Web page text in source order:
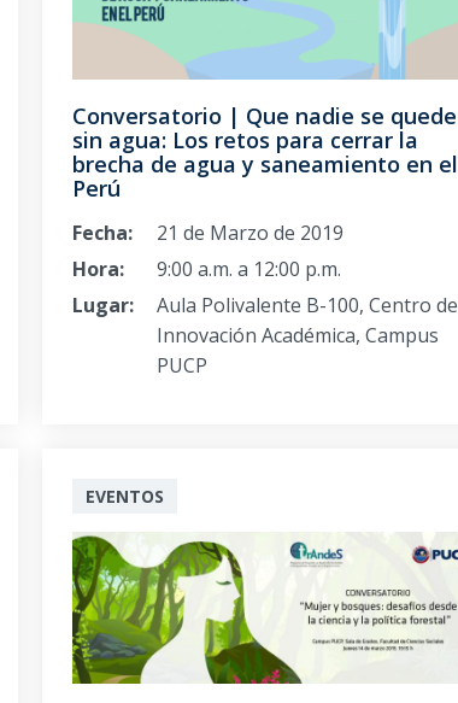
Conversatorio | Que nadie se quede
sin agua: Los retos para cerrar la
brecha de agua y saneamiento en el
Perú
Fecha:
21 de Marzo de 2019
Hora:
9:00 a.m. a 12:00 p.m.
Lugar:
Aula Polivalente B-100, Centro de
Innovación Académica, Campus
PUCP
EVENTOS